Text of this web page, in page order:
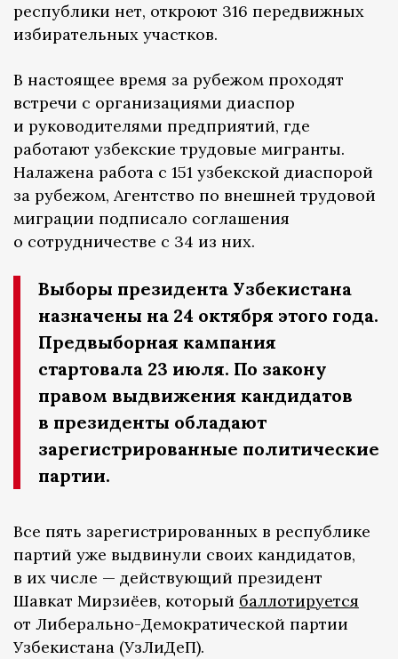
республики нет, откроют 316 передвижных
избирательных участков.
В настоящее время за рубежом проходят
встречи с организациями диаспор
и руководителями предприятий, где
работают узбекские трудовые мигранты.
Налажена работа с 151 узбекской диаспорой
за рубежом, Агентство по внешней трудовой
миграции подписало соглашения
о сотрудничестве с 34 из них.
Выборы президента Узбекистана
назначены на 24 октября этого года.
Предвыборная кампания
стартовала 23 июля. По закону
правом выдвижения кандидатов
в президенты обладают
зарегистрированные политические
партии.
Все пять зарегистрированных в республике
партий уже выдвинули своих кандидатов,
в их числе — действующий президент
Шавкат Мирзиёев, который баллотируется
от Либерально-Демократической партии
Узбекистана (УзЛиДеП).